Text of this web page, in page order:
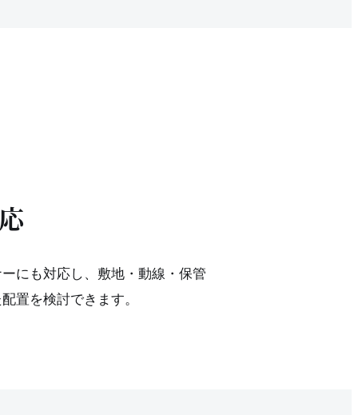
にも対応し、敷地・動線・保管
置を検討できます。